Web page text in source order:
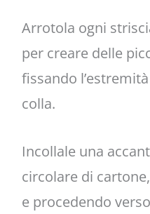
Arrotola ogni
per creare delle
fissando
colla.
Incollale una
circolare di
e procedendo